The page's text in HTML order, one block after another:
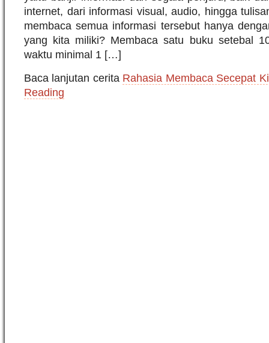
internet, dari informasi visual, audio, hingga
membaca semua informasi tersebut hanya
yang kita miliki? Membaca satu buku setebal
waktu minimal 1 […]
Baca lanjutan cerita Rahasia Membaca Secepat
Reading